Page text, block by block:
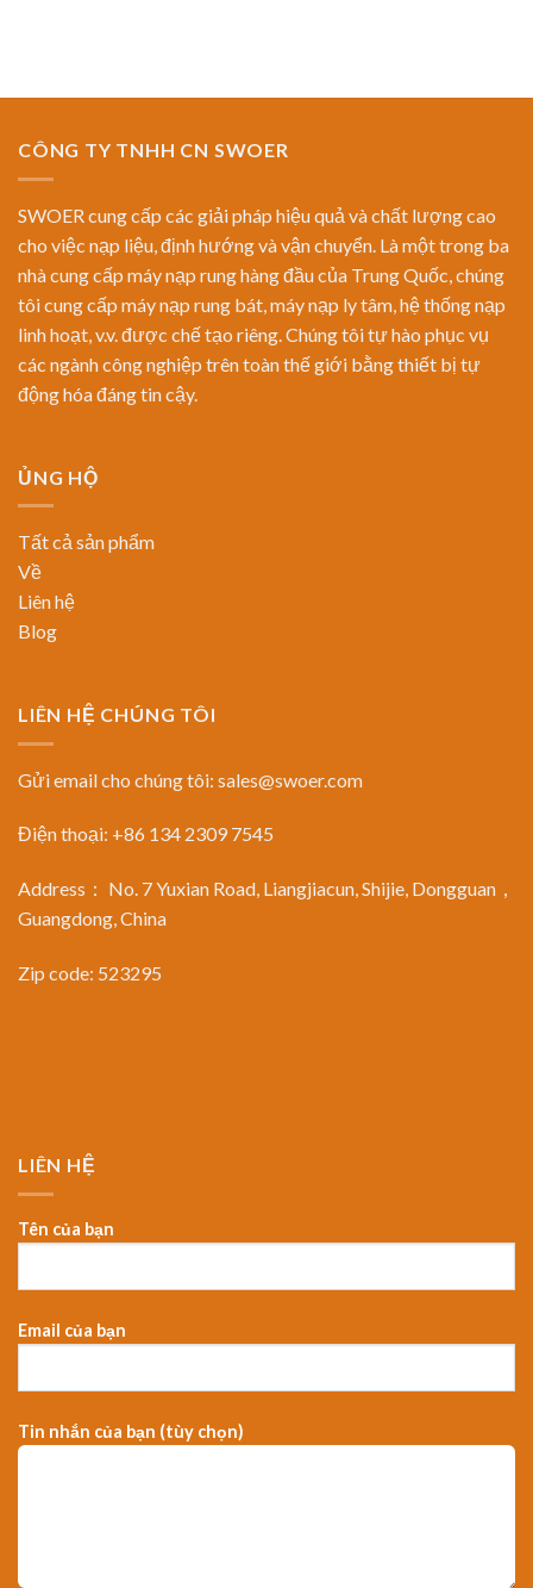
CÔNG TY TNHH CN SWOER
SWOER cung cấp các giải pháp hiệu quả và chất lượng cao
cho việc nạp liệu, định hướng và vận chuyển. Là một trong ba
nhà cung cấp máy nạp rung hàng đầu của Trung Quốc, chúng
tôi cung cấp máy nạp rung bát, máy nạp ly tâm, hệ thống nạp
linh hoạt, v.v. được chế tạo riêng. Chúng tôi tự hào phục vụ
các ngành công nghiệp trên toàn thế giới bằng thiết bị tự
động hóa đáng tin cậy.
ỦNG HỘ
Tất cả sản phẩm
Về
Liên hệ
Blog
LIÊN HỆ CHÚNG TÔI
Gửi email cho chúng tôi: sales@swoer.com
Điện thoại: +86 134 2309 7545
Address： No. 7 Yuxian Road, Liangjiacun, Shijie, Dongguan，
Guangdong, China
Zip code: 523295
LIÊN HỆ
Tên của bạn
Email của bạn
Tin nhắn của bạn (tùy chọn)